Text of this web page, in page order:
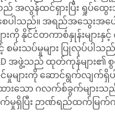
ည် အလွန်ထင်ရှားပြီး ရှုပ်ထွေ
ပါသည်။ အရည်အသွေးအပေ
ကို နိုင်ငံတကာစံနှုန်းများနှ
စမ်းသပ်မှုများ ပြုလုပ်ပါ
အဖွဲ့သည် ထုတ်ကုန်များ၏ စွ
များကို ဆောင်ရွက်လျက်ရှိ
းသော ဂလက်စ်ခွက်များ
မှုရှိပြီး ဉာဏ်ရည်ထက်မြက်